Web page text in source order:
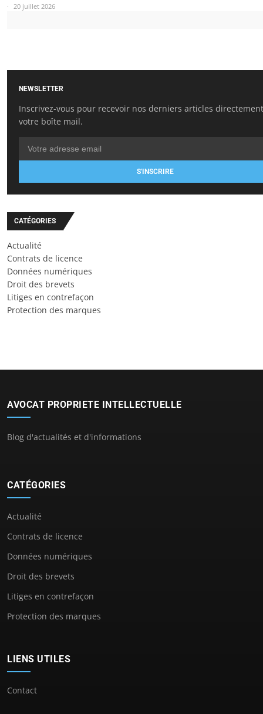
20 juillet 2026
NEWSLETTER
Inscrivez-vous pour recevoir nos derniers articles
votre boîte mail.
S'INSCRIRE
CATÉGORIES
Actualité
Contrats de licence
Données numériques
Droit des brevets
Litiges en contrefaçon
Protection des marques
AVOCAT PROPRIETE INTELLECTUELLE
Blog d'actualités et d'informations
CATÉGORIES
Actualité
Contrats de licence
Données numériques
Droit des brevets
Litiges en contrefaçon
Protection des marques
LIENS UTILES
Contact